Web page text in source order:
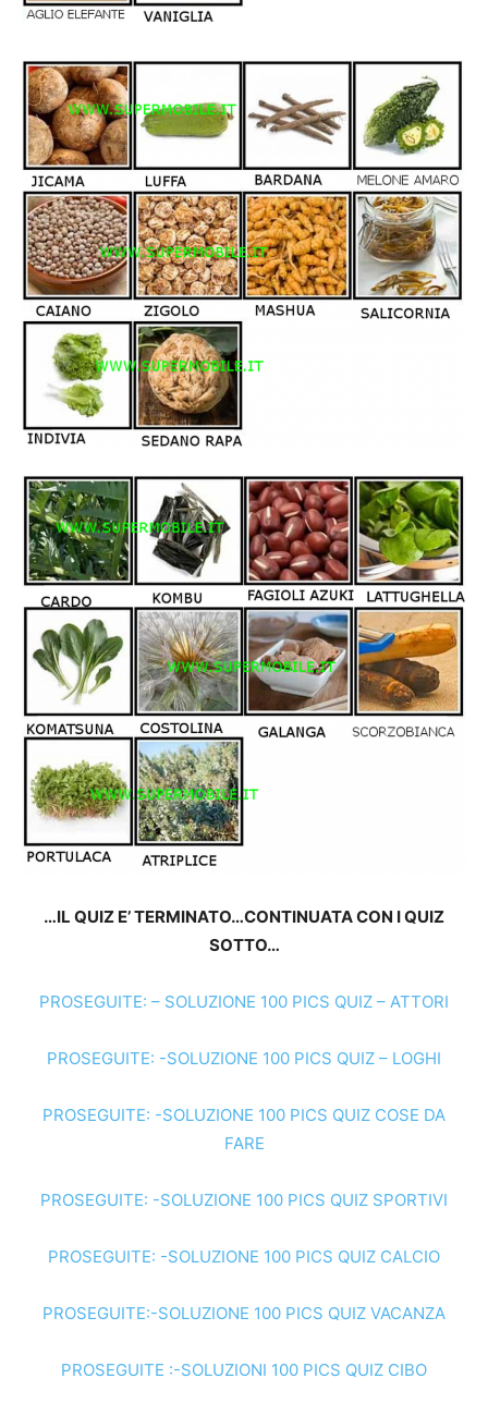
…IL QUIZ E’ TERMINATO…CONTINUATA CON I QUIZ
SOTTO…
PROSEGUITE: – SOLUZIONE 100 PICS QUIZ – ATTORI
PROSEGUITE: -SOLUZIONE 100 PICS QUIZ – LOGHI
PROSEGUITE: -SOLUZIONE 100 PICS QUIZ COSE DA
FARE
PROSEGUITE: -SOLUZIONE 100 PICS QUIZ SPORTIVI
PROSEGUITE: -SOLUZIONE 100 PICS QUIZ CALCIO
PROSEGUITE:-SOLUZIONE 100 PICS QUIZ VACANZA
PROSEGUITE :-SOLUZIONI 100 PICS QUIZ CIBO